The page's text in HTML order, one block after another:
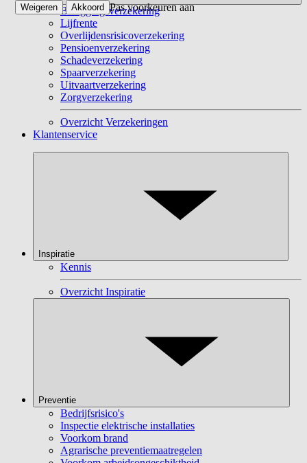
Beleggingsverzekering
Lijfrente
Overlijdensrisicoverzekering
Pensioenverzekering
Schadeverzekering
Spaarverzekering
Uitvaartverzekering
Zorgverzekering
Overzicht Verzekeringen
Klantenservice
Inspiratie
Kennis
Overzicht Inspiratie
Preventie
Bedrijfsrisico's
Inspectie elektrische installaties
Voorkom brand
Agrarische preventiemaatregelen
Pas voorkeuren aan
Weigeren Akkoord